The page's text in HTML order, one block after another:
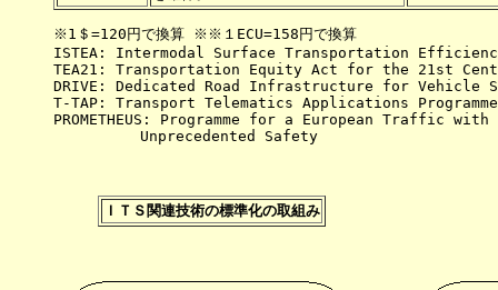
※1＄=120円で換算 ※※１ECU=158円で換算
ISTEA: Intermodal Surface Transportation
TEA21: Transportation Equity Act for the 21st
DRIVE: Dedicated Road Infrastructure for Vehicle
T-TAP: Transport Telematics Applications
PROMETHEUS: Programme for a European Traffic
Unprecedented Safety
ＩＴＳ関連技術の標準化の取組み